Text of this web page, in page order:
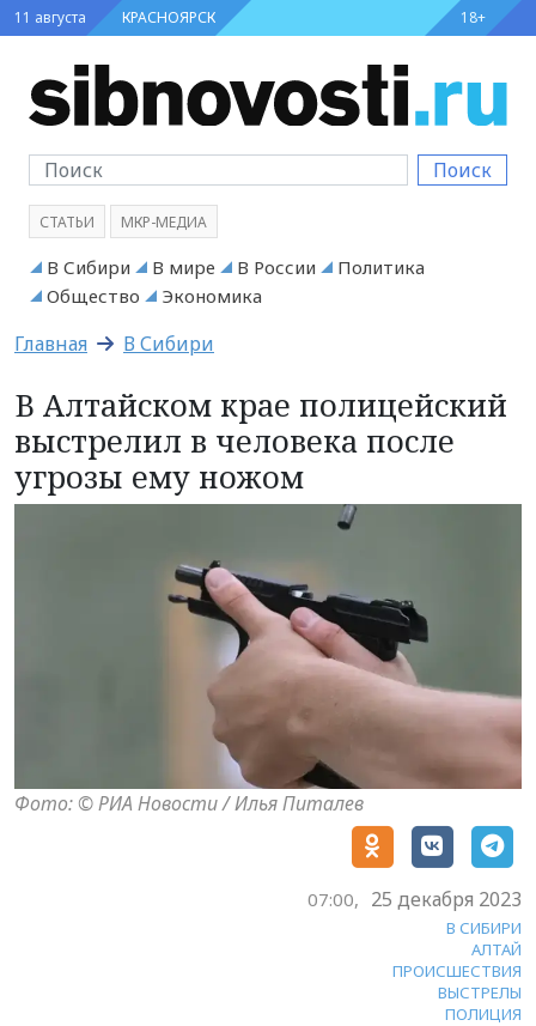
11 августа КРАСНОЯРСК 18+
Поиск
СТАТЬИ МКР-МЕДИА
В Сибири В мире В России
Политика
Общество
Экономика
Главная В Сибири
В Алтайском крае полицейский
выстрелил в человека после
угрозы ему ножом
Фото: © РИА Новости / Илья Питалев
07:00, 25 декабря 2023
В СИБИРИ
АЛТАЙ
ПРОИСШЕСТВИЯ
ВЫСТРЕЛЫ
ПОЛИЦИЯ